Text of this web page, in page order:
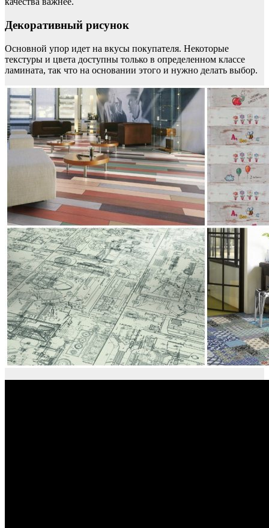
Декоративный рисунок
Основной упор идет на вкусы покупателя. Некоторые
текстуры и цвета доступны только в определенном классе
ламината, так что на основании этого и нужно делать выбор.